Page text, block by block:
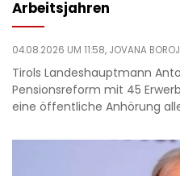
Arbeitsjahren
04.08.2026 UM 11:58, JOVANA
Tirols Landeshauptmann
Pensionsreform mit 45
eine öffentliche Anhörung